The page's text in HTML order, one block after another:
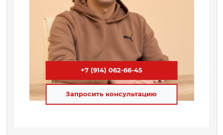
+7 (914) 062-66-45
Запросить консультацию